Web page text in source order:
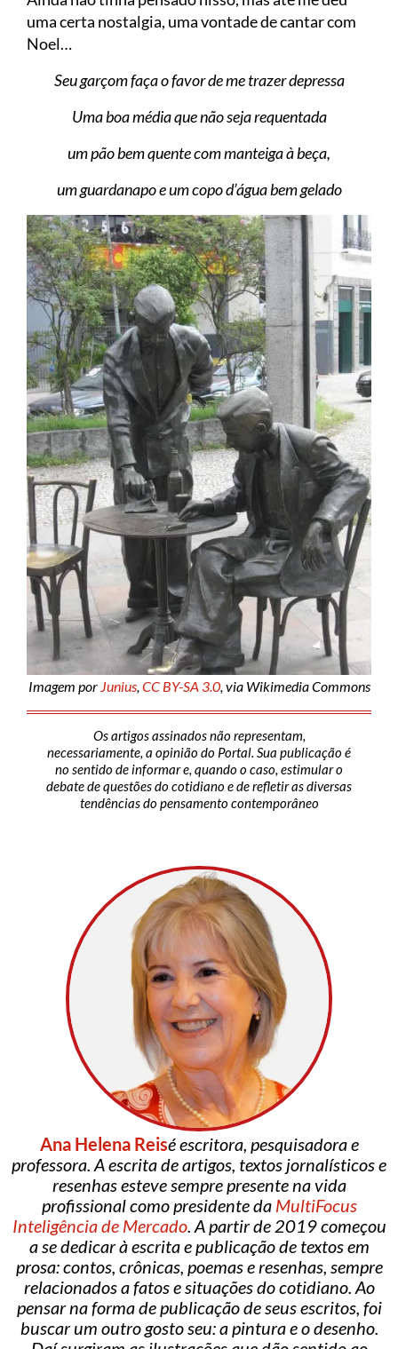
uma certa nostalgia, uma vontade de cantar com
Noel…
Seu garçom faça o favor de me trazer depressa
Uma boa média que não seja requentada
um pão bem quente com manteiga à beça,
um guardanapo e um copo d’água bem gelado
Imagem por Junius, CC BY-SA 3.0, via Wikimedia Commons
Os artigos assinados não representam,
necessariamente, a opinião do Portal. Sua publicação é
no sentido de informar e, quando o caso, estimular o
debate de questões do cotidiano e de refletir as diversas
tendências do pensamento contemporâneo
Ana Helena Reisé escritora, pesquisadora e
professora. A escrita de artigos, textos jornalísticos e
resenhas esteve sempre presente na vida
profissional como presidente da MultiFocus
Inteligência de Mercado. A partir de 2019 começou
a se dedicar à escrita e publicação de textos em
prosa: contos, crônicas, poemas e resenhas, sempre
relacionados a fatos e situações do cotidiano. Ao
pensar na forma de publicação de seus escritos, foi
buscar um outro gosto seu: a pintura e o desenho.